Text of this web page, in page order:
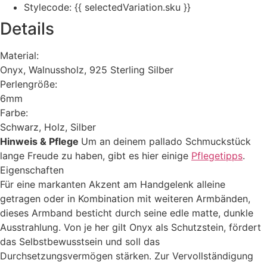
Stylecode: {{ selectedVariation.sku }}
Details
Material:
Onyx, Walnussholz, 925 Sterling Silber
Perlengröße:
6mm
Farbe:
Schwarz, Holz, Silber
Hinweis & Pflege Um an deinem pallado Schmuckstück
lange Freude zu haben, gibt es hier einige Pflegetipps.
Eigenschaften
Für eine markanten Akzent am Handgelenk alleine
getragen oder in Kombination mit weiteren Armbänden,
dieses Armband besticht durch seine edle matte, dunkle
Ausstrahlung. Von je her gilt Onyx als Schutzstein, fördert
das Selbstbewusstsein und soll das
Durchsetzungsvermögen stärken. Zur Vervollständigung